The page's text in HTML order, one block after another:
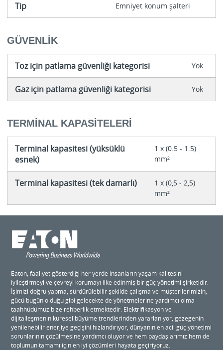
Tip Emniyet konum şalteri
GÜVENLIK
Toz için patlama güvenliği kategorisi Yok
Gaz için patlama güvenliği kategorisi Yok
TERMINAL KAPASITELERI
Terminal kapasitesi (yüksüklü
esnek)
1 x (0.5 - 1.5)
mm²
Terminal kapasitesi (tek damarlı)
1 x (0,5 - 2,5)
mm²
Eaton, faaliyet gösterdiği her yerde insanların yaşam kalitesini
iyileştirmeyi ve çevreyi korumayı ilke edinmiş bir güç yönetimi şirketidir.
İşimizi doğru yapma, sürdürülebilir şekilde çalışma ve müşterilerimizin,
gücü bugün olduğu gibi gelecekte de yönetmelerine yardımcı olma
taahhüdümüz bize rehberlik etmektedir. Elektrifikasyon ve
dijitalleşmenin küresel büyüme trendlerinden yararlanıyor, gezegenin
yenilenebilir enerjiye geçişini hızlandırıyor, dünyanın en acil güç yönetimi
sorunlarının çözülmesine yardımcı oluyor ve hem paydaşlarımız hem de
toplumun tamamı için en iyi çözümleri hayata geçiriyoruz.